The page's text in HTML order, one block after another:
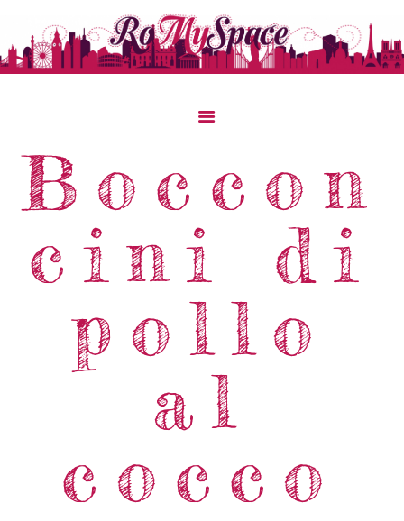
Boccon
cini di
pollo
al
cocco
Storie Di Viaggio
Cibo Dal Mondo
Viaggia Con Noi
News & Tips
Contatti